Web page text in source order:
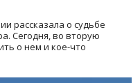
рассказала о судьбе
Сегодня, во вторую
о нем и кое-что